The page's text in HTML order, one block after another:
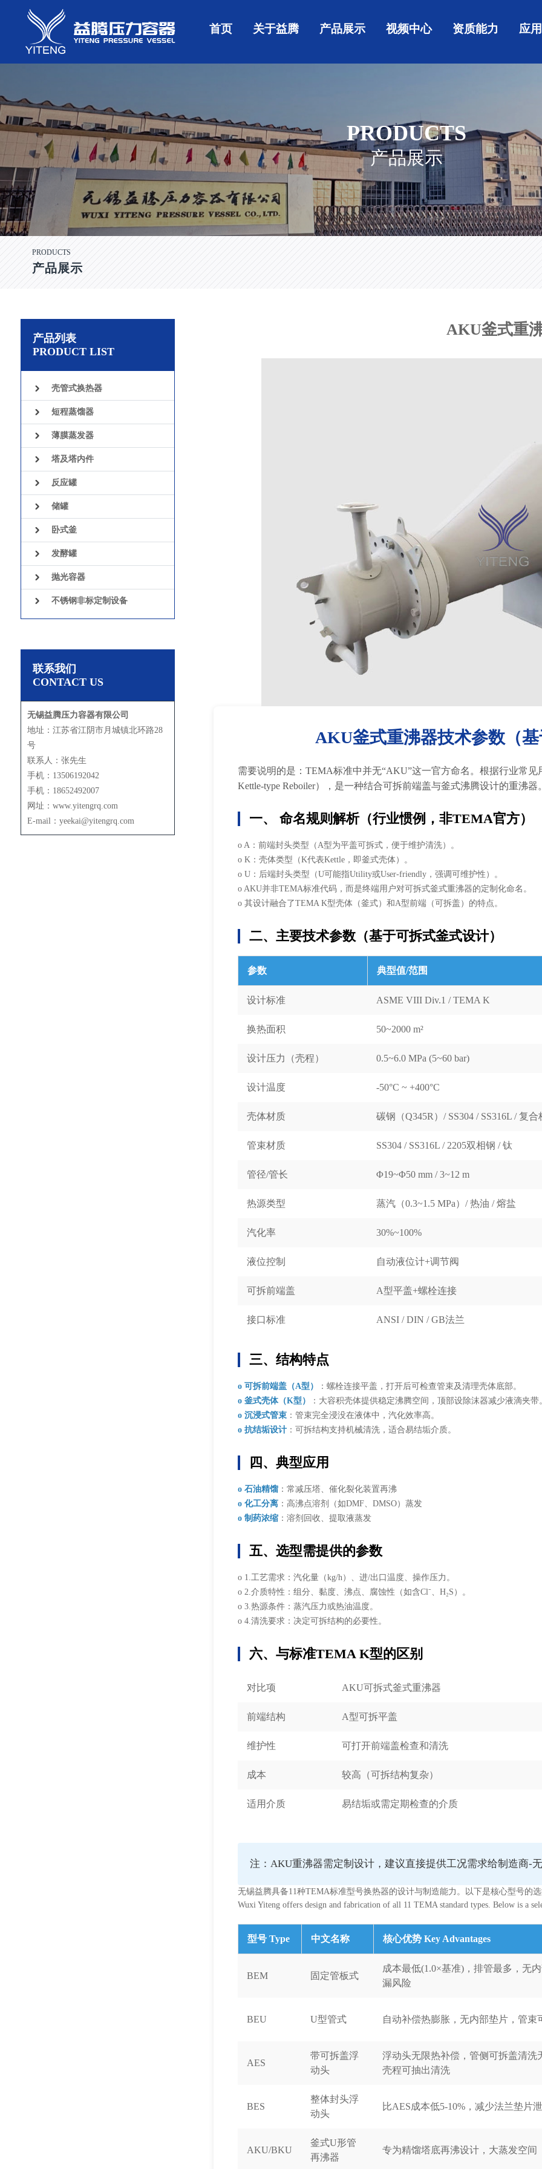
首页 关于益腾 产品展示 视频中心 资质能力 应
PRODUCTS
产品展示
PRODUCTS
产品展示
产品列表
PRODUCT LIST
壳管式换热器
短程蒸馏器
薄膜蒸发器
塔及塔内件
反应罐
储罐
卧式釜
发酵罐
抛光容器
不锈钢非标定制设备
联系我们
CONTACT US
无锡益腾压力容器有限公司
地址：江苏省江阴市月城镇北环路28
号
联系人：张先生
手机：13506192042
手机：18652492007
网址：www.yitengrq.com
E-mail：yeekai@yitengrq.com
AKU釜式重
AKU釜式重沸器技术参数（
需要说明的是：TEMA标准中并无“AKU”这一官方命名。根据行业常
Kettle-type Reboiler），是一种结合可拆前端盖与釜式沸腾设计的重沸
一、 命名规则解析（行业惯例，非TEMA官方）
o A：前端封头类型（A型为平盖可拆式，便于维护清洗）。
o K：壳体类型（K代表Kettle，即釜式壳体）。
o U：后端封头类型（U可能指Utility或User-friendly，强调可维护性）。
o AKU并非TEMA标准代码，而是终端用户对可拆式釜式重沸器的定制化命名。
o 其设计融合了TEMA K型壳体（釜式）和A型前端（可拆盖）的特点。
二、主要技术参数（基于可拆式釜式设计）
参数 典型值/范围
设计标准 ASME VIII Div.1 / TEMA K
换热面积 50~2000 m²
设计压力（壳程） 0.5~6.0 MPa (5~60 bar)
设计温度 -50°C ~ +400°C
壳体材质 碳钢（Q345R）/ SS304 / SS316L / 复合
管束材质 SS304 / SS316L / 2205双相钢 / 钛
管径/管长 Φ19~Φ50 mm / 3~12 m
热源类型 蒸汽（0.3~1.5 MPa）/ 热油 / 熔盐
汽化率 30%~100%
液位控制 自动液位计+调节阀
可拆前端盖 A型平盖+螺栓连接
接口标准 ANSI / DIN / GB法兰
三、结构特点
o 可拆前端盖（A型）
：螺栓连接平盖，打开后可检查管束及清理壳体底部。
o 釜式壳体（K型）
：大容积壳体提供稳定沸腾空间，顶部设除沫器减少液滴夹带
o 沉浸式管束：管束完全浸没在液体中，汽化效率高。
o 抗结垢设计：可拆结构支持机械清洗，适合易结垢介质。
四、典型应用
o 石油精馏：常减压塔、催化裂化装置再沸
o 化工分离：高沸点溶剂（如DMF、DMSO）蒸发
o 制药浓缩：溶剂回收、提取液蒸发
五、选型需提供的参数
o 1.工艺需求：汽化量（kg/h）、进/出口温度、操作压力。
o 2.介质特性：组分、黏度、沸点、腐蚀性（如含Cl⁻、H₂S）。
o 3.热源条件：蒸汽压力或热油温度。
o 4.清洗要求：决定可拆结构的必要性。
六、与标准TEMA K型的区别
对比项 AKU可拆式釜式重沸器
前端结构 A型可拆平盖
维护性 可打开前端盖检查和清洗
成本 较高（可拆结构复杂）
适用介质 易结垢或需定期检查的介质
注：AKU重沸器需定制设计，建议直接提供工况需求给制造商-
无锡益腾具备11种TEMA标准型号换热器的设计与制造能力。以下是核心型号的
Wuxi Yiteng offers design and fabrication of all 11 TEMA standard types. Below is a
型号 Type 中文名称 核心优势 Key Advantages
BEM 固定管板式
成本最低(1.0×基准)，排管最多，无
漏风险
BEU U型管式 自动补偿热膨胀，无内部垫片，管束
AES
带可拆盖浮
动头
浮动头无限热补偿，管侧可拆盖清洗
壳程可抽出清洗
BES
整体封头浮
动头
比AES成本低5-10%，减少法兰垫片
AKU/BKU
釜式U形管
再沸器
专为精馏塔底再沸设计，大蒸发空间